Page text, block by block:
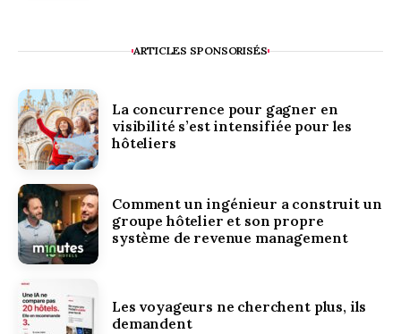
ARTICLES SPONSORISÉS
La concurrence pour gagner en
visibilité s’est intensifiée pour les
hôteliers
Comment un ingénieur a construit un
groupe hôtelier et son propre
système de revenue management
Les voyageurs ne cherchent plus, ils
demandent